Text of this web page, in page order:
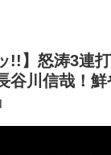
!!】怒涛3連
谷川信哉！鮮